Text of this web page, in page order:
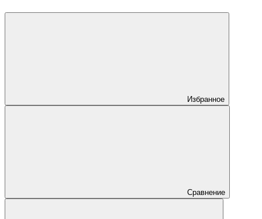
Избранное
Сравнение